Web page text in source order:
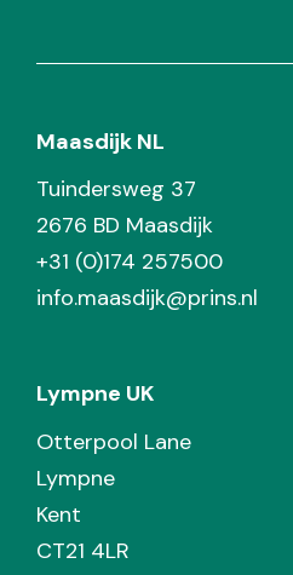
Maasdijk NL
Tuindersweg 37
2676 BD Maasdijk
+31 (0)174 257500
info.maasdijk@prins.nl
Lympne UK
Otterpool Lane
Lympne
Kent
CT21 4LR